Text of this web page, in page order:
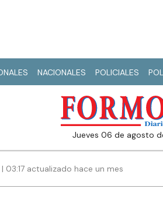
NACIONALES POLICIALES
jueves 06 de agosto
03:17 actualizado hace un mes